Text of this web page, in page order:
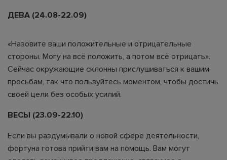
ДЕВА (24.08-22.09)
«Назовите ваши положительные и отрицательные
стороны. Могу на всё положить, а потом всё отрицать».
Сейчас окружающие склонны прислушиваться к вашим
просьбам, так что пользуйтесь моментом, чтобы достичь
своей цели без особых усилий.
ВЕСЫ (23.09-22.10)
Если вы раздумывали о новой сфере деятельности,
фортуна готова прийти вам на помощь. Вам могут